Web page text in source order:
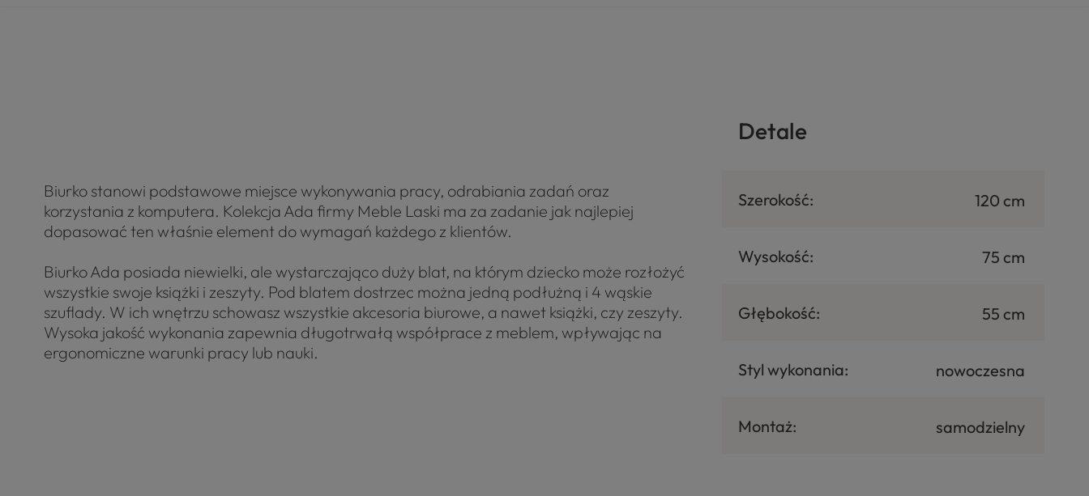
Biurko stanowi podstawowe miejsce wykonywania pracy, odrabiania zadań oraz
korzystania z komputera. Kolekcja Ada firmy Meble Laski ma za zadanie jak najlepiej
dopasować ten właśnie element do wymagań każdego z klientów.
Biurko Ada posiada niewielki, ale wystarczająco duży blat, na którym dziecko może rozłożyć
wszystkie swoje książki i zeszyty. Pod blatem dostrzec można jedną podłużną i 4 wąskie
szuflady. W ich wnętrzu schowasz wszystkie akcesoria biurowe, a nawet książki, czy zeszyty.
Wysoka jakość wykonania zapewnia długotrwałą współprace z meblem, wpływając na
ergonomiczne warunki pracy lub nauki.
Detale
Szerokość: 120 cm
Wysokość: 75 cm
Głębokość: 55 cm
Styl wykonania: nowoczesna
Montaż: samodzielny